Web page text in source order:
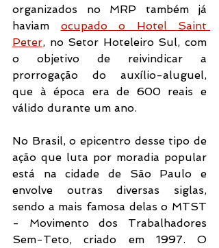
organizados no MRP também já
haviam ocupado o Hotel Saint
Peter, no Setor Hoteleiro Sul, com
o objetivo de reivindicar a
prorrogação do auxílio-aluguel,
que à época era de 600 reais e
válido durante um ano.
No Brasil, o epicentro desse tipo de
ação que luta por moradia popular
está na cidade de São Paulo e
envolve outras diversas siglas,
sendo a mais famosa delas o MTST
- Movimento dos Trabalhadores